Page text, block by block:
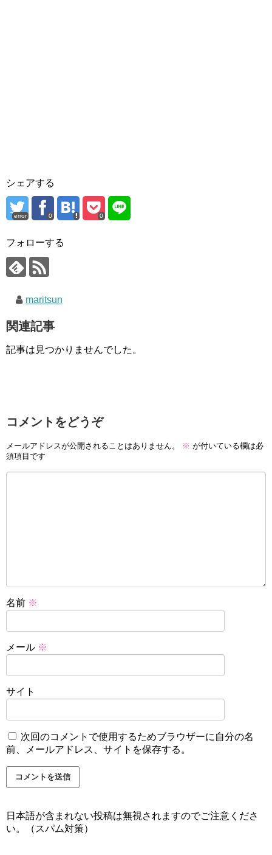
シェアする
error 0 0
フォローする
maritsun
関連記事
記事は見つかりませんでした。
コメントをどうぞ
メールアドレスが公開されることはありません。 ※ が付いている欄は必
須項目です
名前 ※
メール ※
サイト
次回のコメントで使用するためブラウザーに自分の名
前、メールアドレス、サイトを保存する。
日本語が含まれない投稿は無視されますのでご注意くださ
い。（スパム対策）